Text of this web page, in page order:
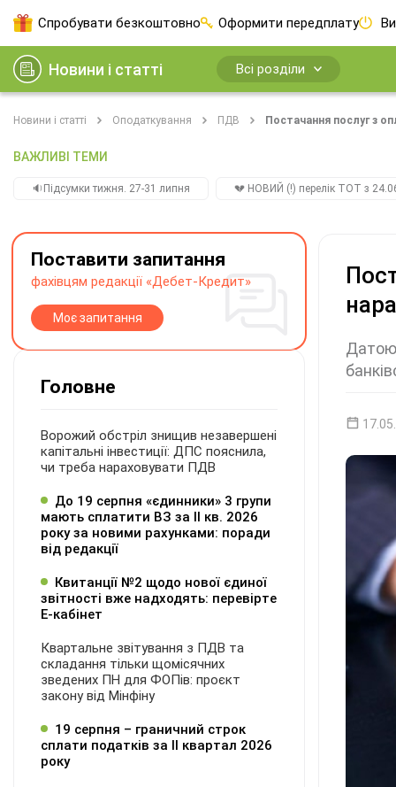
Спробувати безкоштовно Оформити передплату
Новини і статті Всі розділи
Новини і статті Оподаткування ПДВ Постачання послуг з
ВАЖЛИВІ ТЕМИ
🔉Підсумки тижня. 27-31 липня 💔 НОВИЙ (!) перелік ТОТ з
Датою
Поставити запитання
фахівцям редакції «Дебет-Кредит»
Моє запитання
Головне
Ворожий обстріл знищив незавершені
капітальні інвестиції: ДПС пояснила,
чи треба нараховувати ПДВ
До 19 серпня «єдинники» 3 групи
мають сплатити ВЗ за ІІ кв. 2026
року за новими рахунками: поради
від редакції
Квитанції №2 щодо нової єдиної
звітності вже надходять: перевірте
Е-кабінет
Квартальне звітування з ПДВ та
складання тільки щомісячних
зведених ПН для ФОПів: проєкт
закону від Мінфіну
19 серпня – граничний строк
сплати податків за ІI квартал 2026
року